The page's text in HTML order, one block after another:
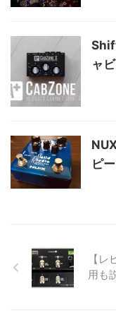
ャ
ピ
【
用も